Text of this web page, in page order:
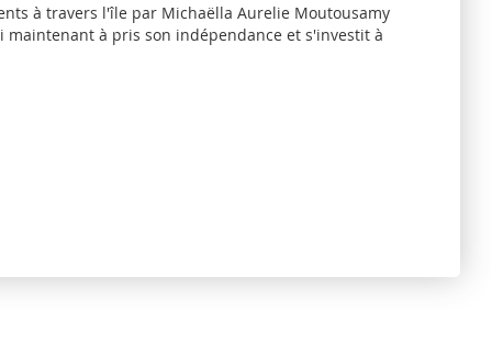
à travers l'île par Michaëlla Aurelie Moutousamy
à pris son indépendance et s'investit à